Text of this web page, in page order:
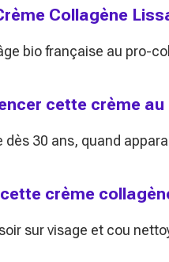
Collagène
bio française au pro-
cette crème au
30 ans, quand
crème
sur visage et cou